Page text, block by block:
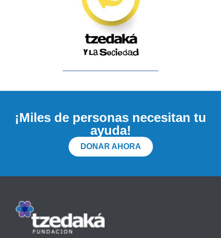
¡Miles de personas necesitan tu
ayuda!
DONAR AHORA